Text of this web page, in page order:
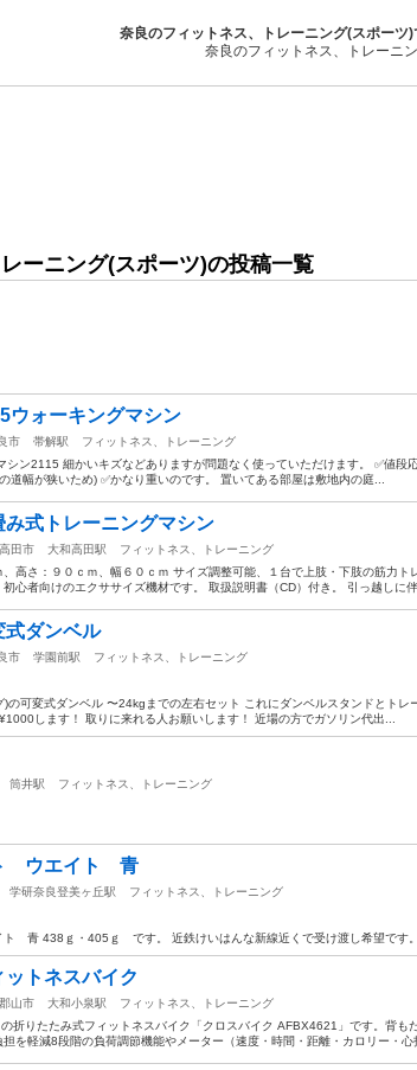
奈良のフィットネス、トレーニング(スポーツ
奈良のフィットネス、トレーニ
ーニング(スポーツ)の投稿一覧
ウォーキングマシン
市 帯解駅
フィットネス、トレーニング
シン2115 細かいキズなどありますが問題なく使っていただけます。 ✅値段
道幅が狭いため) ✅かなり重いのです。 置いてある部屋は敷地内の庭...
式トレーニングマシン
田市 大和高田駅
フィットネス、トレーニング
高さ：９０ｃｍ、幅６０ｃｍ サイズ調整可能、１台で上肢・下肢の筋力ト
心者向けのエクササイズ機材です。 取扱説明書（CD）付き。 引っ越しに伴
式ダンベル
市 学園前駅 フィットネス、トレーニング
)の可変式ダンベル 〜24kgまでの左右セット これにダンベルスタンドとトレ
します！ 取りに来れる人お願いします！ 近場の方でガソリン代出...
筒井駅
フィットネス、トレーニング
ウエイト 青
学研奈良登美ヶ丘駅
フィットネス、トレーニング
青 438ｇ・405ｇ です。 近鉄けいはんな新線近くで受け渡し希望です。
トネスバイク
山市 大和小泉駅
フィットネス、トレーニング
折りたたみ式フィットネスバイク「クロスバイク AFBX4621」です。背も
担を軽減8段階の負荷調節機能やメーター（速度・時間・距離・カロリー・心